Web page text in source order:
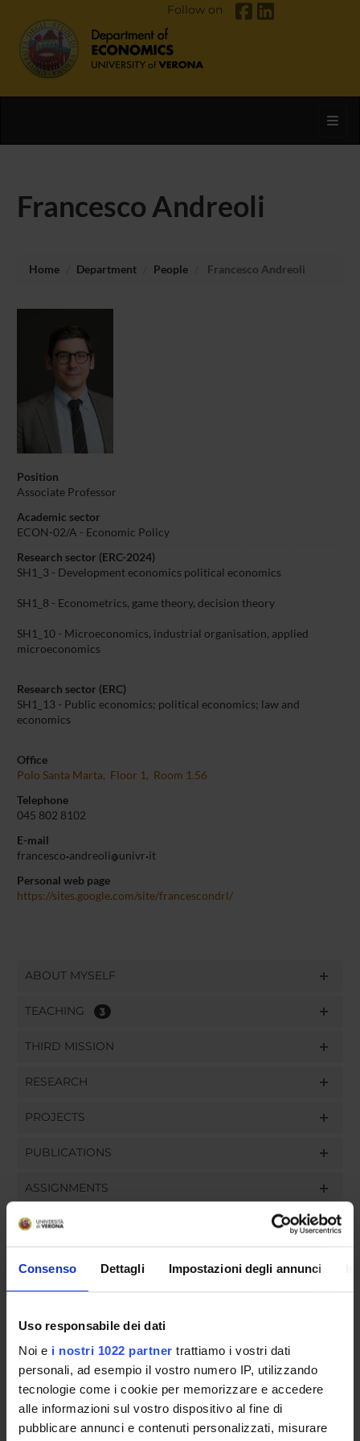
Consenso Dettagli Impostazioni degli annunci
Uso responsabile dei dati
Noi e i nostri 1022 partner trattiamo i vostri dati
personali, ad esempio il vostro numero IP, utilizzando
tecnologie come i cookie per memorizzare e accedere
alle informazioni sul vostro dispositivo al fine di
pubblicare annunci e contenuti personalizzati, misurare
Follow on
Francesco Andreoli
Home Department People Francesco Andreoli
Position
Associate Professor
Academic sector
ECON-02/A - Economic Policy
Research sector (ERC-2024)
SH1_3 - Development economics political economics
SH1_8 - Econometrics, game theory, decision theory
SH1_10 - Microeconomics, industrial organisation, applied
microeconomics
Research sector (ERC)
SH1_13 - Public economics; political economics; law and
economics
Office
Polo Santa Marta, Floor 1, Room 1.56
Telephone
045 802 8102
E-mail
francesco andreoli univr it
Personal web page
https://sites.google.com/site/francescondrl/
ABOUT MYSELF
TEACHING 3
THIRD MISSION
RESEARCH
PROJECTS
PUBLICATIONS
ASSIGNMENTS
ORGANISATION
COMMITTEES
DEPARTMENT ADMINISTRATION OFFICES
STUDENT ADMINISTRATION OFFICES